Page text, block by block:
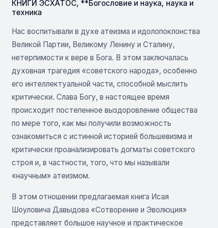
КНИГИ ЭСХАТОС, **Богословие и наука, наука и
техника
Нас воспитывали в духе атеизма и идолопоклонства
Великой Партии, Великому Ленину и Сталину,
нетерпимости к вере в Бога. В этом заключалась
духовная трагедия «советского народа», особенно
его интеллектуальной части, способной мыслить
критически. Слава Богу, в настоящее время
происходит постепенное выздоровление общества
по мере того, как мы получили возможность
ознакомиться с истинной историей большевизма и
критически проанализировать догматы советского
строя и, в частности, того, что мы называли
«научным» атеизмом.
В этом отношении предлагаемая книга Исая
Шоуловича Давыдова «Сотворение и Эволюция»
представляет большое научное и практическое